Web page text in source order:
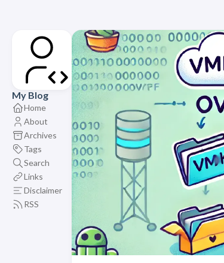
My Blog
Home
About
Archives
Tags
Search
Links
Disclaimer
RSS